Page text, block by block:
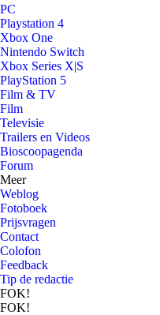
PC
Playstation 4
Xbox One
Nintendo Switch
Xbox Series X|S
PlayStation 5
Film & TV
Film
Televisie
Trailers en Videos
Bioscoopagenda
Forum
Meer
Weblog
Fotoboek
Prijsvragen
Contact
Colofon
Feedback
Tip de redactie
FOK!
FOK!